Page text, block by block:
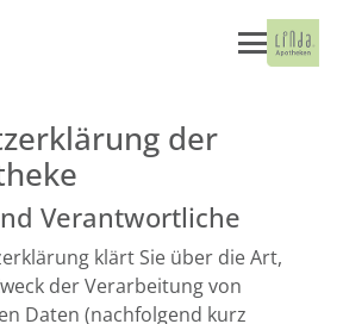
der
Verantwortliche
klärt Sie über die Art,
der Verarbeitung von
Daten (nachfolgend kurz